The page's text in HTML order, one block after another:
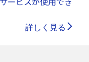
詳しく見る